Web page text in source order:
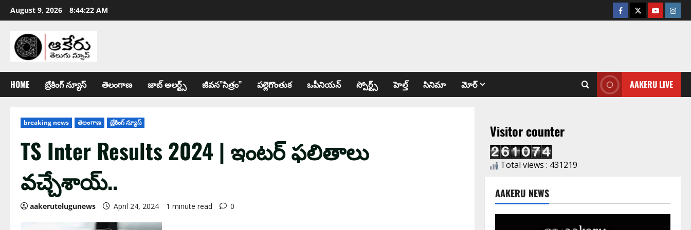
August 9, 2026 8:44:23 AM
HOME బ్రేకింగ్ న్యూస్ తెలంగాణ జాబ్ అల‌ర్ట్స్ జీవన”సిత్రం” పల్లెగొంతుక ఒపీనియన్ స్పోర్ట్స్ హెల్త్ సినిమా మోర్ AAKERU LIVE
breaking news తెలంగాణ బ్రేకింగ్ న్యూస్
TS Inter Results 2024 | ఇంట‌ర్ ఫ‌లితాలు
వ‌చ్చేశాయ్‌..
aakerutelugunews April 24, 2024 1 minute read 0
Visitor counter
Total views : 431219
AAKERU NEWS